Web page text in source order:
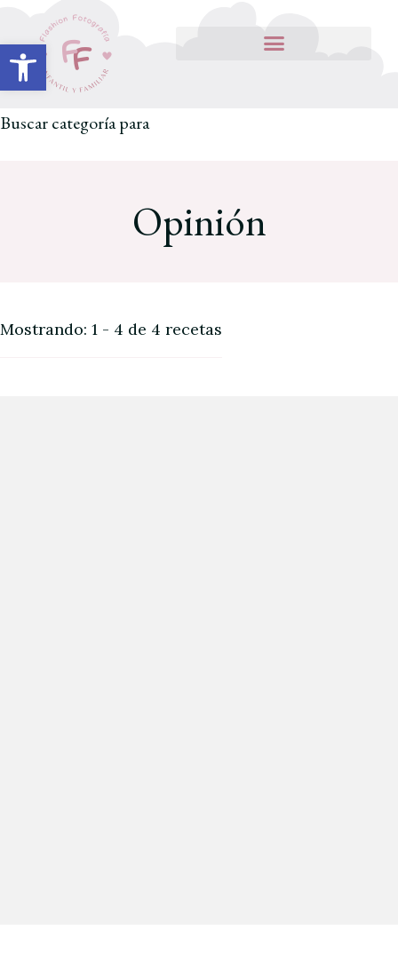
Abrir barra de herramientas
Buscar categoría para
Opinión
Mostrando: 1 - 4 de 4 recetas